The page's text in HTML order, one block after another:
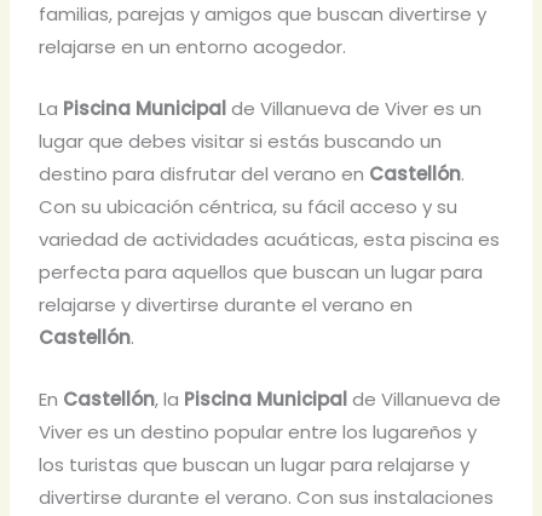
familias, parejas y amigos que buscan divertirse y
relajarse en un entorno acogedor.
La Piscina Municipalde Villanueva de Viver es un
lugar que debes visitar si estás buscando un
destino para disfrutar del verano en Castellón.
Con su ubicación céntrica, su fácil acceso y su
variedad de actividades acuáticas, esta piscina es
perfecta para aquellos que buscan un lugar para
relajarse y divertirse durante el verano en
Castellón.
En Castellón, la Piscina Municipalde Villanueva de
Viver es un destino popular entre los lugareños y
los turistas que buscan un lugar para relajarse y
divertirse durante el verano. Con sus instalaciones